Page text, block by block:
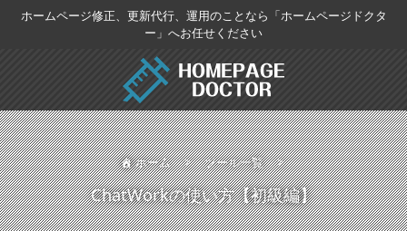
ホームページ修正、更新代行、運用のことなら「ホームページドクタ
ー」へお任せください
ホーム > ツール一覧 >
ChatWorkの使い方【初級編】